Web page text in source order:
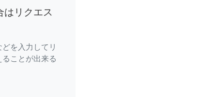
はリクエス
を入力してリ
ことが出来る